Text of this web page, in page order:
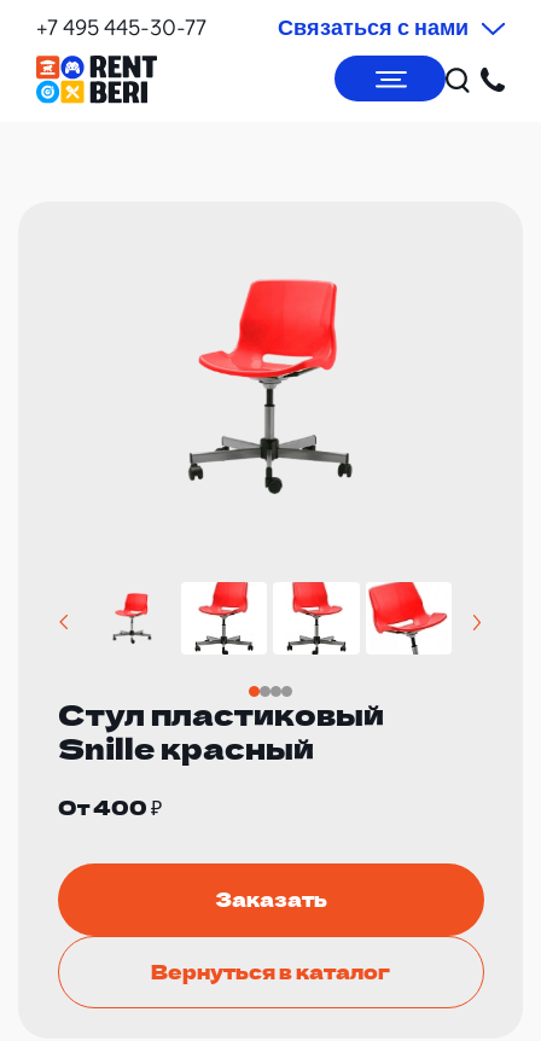
+7 495 445-30-77 Связаться с нами
Стул пластиковый
Snille красный
От 400 ₽
Заказать
Вернуться в каталог